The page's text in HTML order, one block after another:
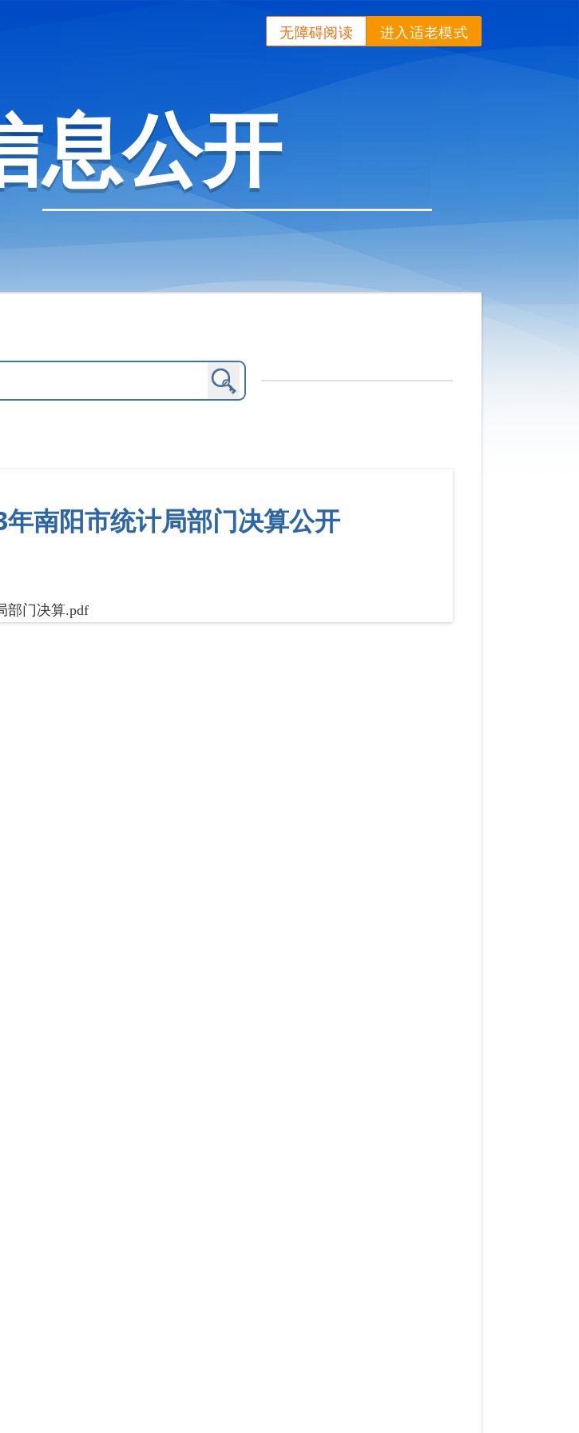
进入适老模式
无障碍阅读
息公开
年南阳市统计局部门决算公开
部门决算.pdf